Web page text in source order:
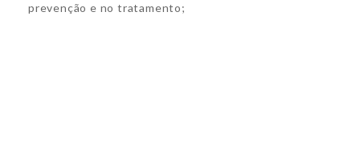
prevenção e no tratamento;